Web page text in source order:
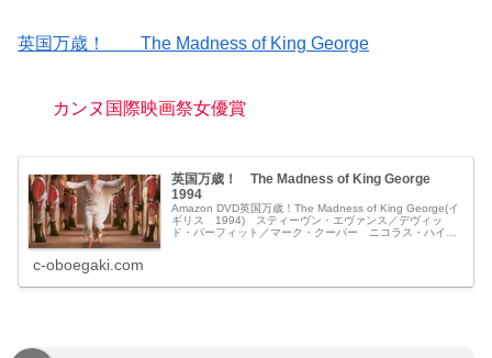
英国万歳！ The Madness of King George
カンヌ国際映画祭女優賞
英国万歳！ The Madness of King George
1994
Amazon DVD英国万歳！The Madness of King George(イ
ギリス 1994) スティーヴン・エヴァンス／デヴィッ
ド・パーフィット／マーク・クーパー ニコラス・ハイト
c-oboegaki.com